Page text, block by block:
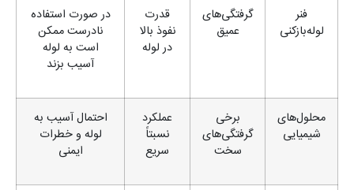
فنر
لوله‌بازکنی
گرفتگی‌های
عمیق
قدرت
نفوذ بالا
در لوله
در صورت استفاده
نادرست ممکن
است به لوله
آسیب بزند
محلول‌های
شیمیایی
برخی
گرفتگی‌های
سخت
عملکرد
نسبتاً
سریع
احتمال آسیب به
لوله و خطرات
ایمنی